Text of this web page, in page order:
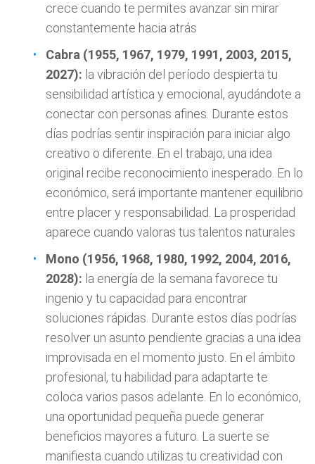
crece cuando te permites avanzar sin mirar
constantemente hacia atrás
Cabra (1955, 1967, 1979, 1991, 2003, 2015,
2027): la vibración del período despierta tu
sensibilidad artística y emocional, ayudándote a
conectar con personas afines. Durante estos
días podrías sentir inspiración para iniciar algo
creativo o diferente. En el trabajo, una idea
original recibe reconocimiento inesperado. En lo
económico, será importante mantener equilibrio
entre placer y responsabilidad. La prosperidad
aparece cuando valoras tus talentos naturales
Mono (1956, 1968, 1980, 1992, 2004, 2016,
2028): la energía de la semana favorece tu
ingenio y tu capacidad para encontrar
soluciones rápidas. Durante estos días podrías
resolver un asunto pendiente gracias a una idea
improvisada en el momento justo. En el ámbito
profesional, tu habilidad para adaptarte te
coloca varios pasos adelante. En lo económico,
una oportunidad pequeña puede generar
beneficios mayores a futuro. La suerte se
manifiesta cuando utilizas tu creatividad con